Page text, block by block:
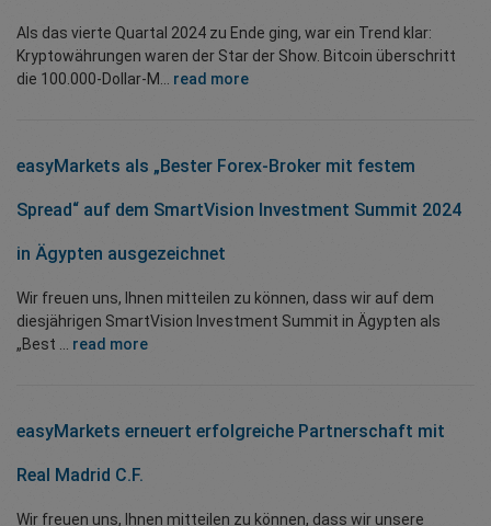
Als das vierte Quartal 2024 zu Ende ging, war ein Trend klar:
Kryptowährungen waren der Star der Show. Bitcoin überschritt
die 100.000-Dollar-M... read more
easyMarkets als „Bester Forex-Broker mit festem
Spread“ auf dem SmartVision Investment Summit 2024
in Ägypten ausgezeichnet
Wir freuen uns, Ihnen mitteilen zu können, dass wir auf dem
diesjährigen SmartVision Investment Summit in Ägypten als
„Best ... read more
easyMarkets erneuert erfolgreiche Partnerschaft mit
Real Madrid C.F.
Wir freuen uns, Ihnen mitteilen zu können, dass wir unsere